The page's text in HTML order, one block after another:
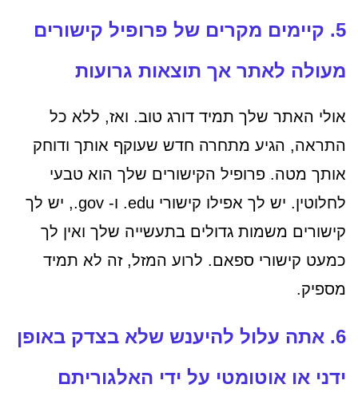
5. קיימים מקרים של פרופיל קישורים
מעולה לאתר אך תוצאות גרועות
אולי האתר שלך תמיד דורג טוב. ואז, ללא כל
התראה, הגיע מתחרה חדש שעוקף אותך ודוחק
אותך מטה. פרופיל הקישורים שלך הוא טבעי
לחלוטין. יש לך אפילו קישורי edu. ו- gov., יש לך
קישורים משמות גדולים בתעשייה שלך ואין לך
כמעט קישורי ספאם. לרוע המזל, זה לא תמיד
מספיק.
6. אתה עלול להיענש שלא בצדק באופן
ידני או אוטומטי על ידי האלגוריתם